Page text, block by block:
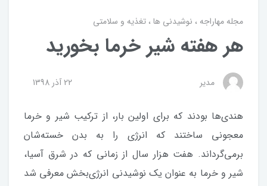
مجله مهاراجه نوشیدنی ها تغذیه و سلامتی
هر هفته شیر خرما بخورید
مدیر 22 آذر 1398
هندی‌ها بودند که برای اولین بار، از ترکیب شیر و خرما
معجونی ساختند که انرژی را به بدن خسته‌شان
برمی‌گرداند. هفت هزار سال از زمانی که در شرق آسیا،
شیر و خرما به عنوان یک نوشیدنی انرژی‌بخش معرفی شد